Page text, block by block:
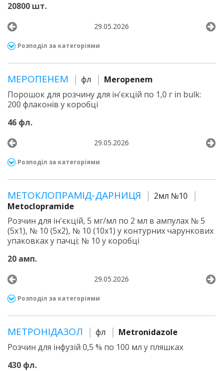
20800 шт.
29.05.2026
Розподіл за категоріями
МЕРОПЕНЕМ фл
Meropenem
Порошок для розчину для ін'єкцій по 1,0 г in bulk:
200 флаконів у коробці
46 фл.
29.05.2026
Розподіл за категоріями
МЕТОКЛОПРАМІД-ДАРНИЦЯ
2мл №10
Metoclopramide
Розчин для ін'єкцій, 5 мг/мл по 2 мл в ампулах № 5
(5х1), № 10 (5х2), № 10 (10х1) у контурних чарункових
упаковках у пачці; № 10 у коробці
20 амп.
29.05.2026
Розподіл за категоріями
МЕТРОНІДАЗОЛ фл
Metronidazole
Розчин для інфузій 0,5 % по 100 мл у пляшках
430 фл.